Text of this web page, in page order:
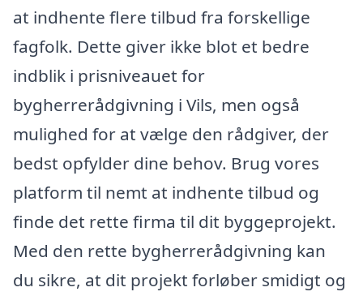
at indhente flere tilbud fra forskellige
fagfolk. Dette giver ikke blot et bedre
indblik i prisniveauet for
bygherrerådgivning i Vils, men også
mulighed for at vælge den rådgiver, der
bedst opfylder dine behov. Brug vores
platform til nemt at indhente tilbud og
finde det rette firma til dit byggeprojekt.
Med den rette bygherrerådgivning kan
du sikre, at dit projekt forløber smidigt og